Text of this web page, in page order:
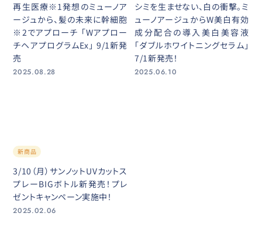
再生医療※1発想のミューノア
ージュから、髪の未来に幹細胞
※2でアプローチ 「Wアプロー
チヘアプログラムEx」 9/1新発
売
2025.08.28
シミを生ませない、白の衝撃。ミ
ューノアージュからW美白有効
成分配合の導入美白美容液
「ダブルホワイトニングセラム」
7/1新発売！
2025.06.10
新商品
3/10（月）サンノットUVカットス
プレーBIGボトル新発売！プレ
ゼントキャンペーン実施中！
2025.02.06